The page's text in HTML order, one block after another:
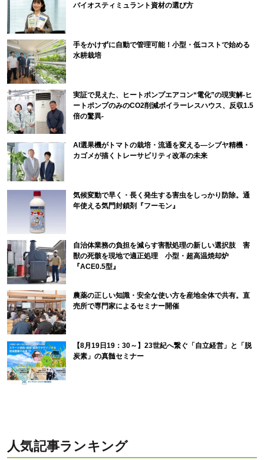
バイオスティミュラント資材の選び方
手をかけずに自動で管理可能！小型・低コストで始める
水耕栽培
実証で見えた、ヒートポンプエアコン“電化”の現実解-ヒ
ートポンプのみのCO2削減ボイラーレスハウス、反収1.5
倍の驚異-
AI選果機がトマトの栽培・流通を変える―シブヤ精機・
カゴメが描くトレーサビリティ改革の未来
気候変動で早く・長く発生する害虫をしっかり防除。通
年使える気門封鎖剤『フーモン』
自治体業務の負担を減らす害獣処理の新しい選択肢 害
獣の死骸を現地で適正処理 小型・超高温焼却炉
『ACE0.5型』
農薬の正しい知識・安全な使い方を産地全体で共有。直
売所で専門家によるセミナー開催
【8月19日19：30～】23世紀へ繋ぐ「自立経営」と「脱
炭素」の真髄セミナー
人気記事ランキング